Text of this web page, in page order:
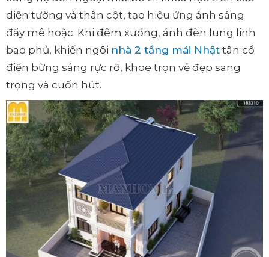
diện tường và thân cột, tạo hiệu ứng ánh sáng
đầy mê hoặc. Khi đêm xuống, ánh đèn lung linh
bao phủ, khiến ngôi nhà 2 tầng mái Nhật tân cổ
điển bừng sáng rực rỡ, khoe trọn vẻ đẹp sang
trọng và cuốn hút.